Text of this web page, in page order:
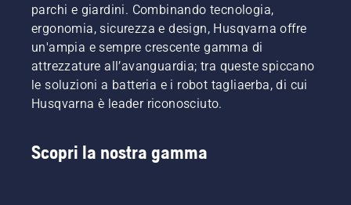
parchi e giardini. Combinando tecnologia,
ergonomia, sicurezza e design, Husqvarna offre
un'ampia e sempre crescente gamma di
attrezzature all’avanguardia; tra queste spiccano
le soluzioni a batteria e i robot tagliaerba, di cui
Husqvarna è leader riconosciuto.
Scopri la nostra gamma